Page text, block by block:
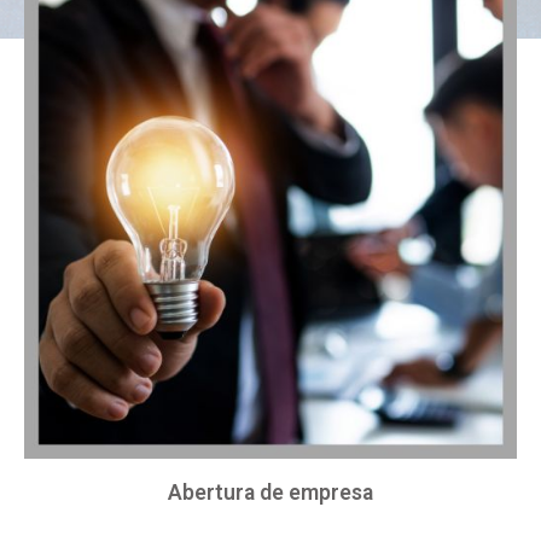
Abertura de empresa